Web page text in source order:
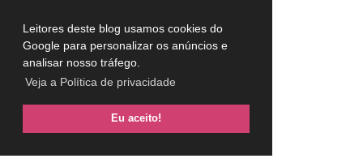
Leitores deste blog usamos cookies do
Google para personalizar os anúncios e
analisar nosso tráfego.
Veja a Política de privacidade
Eu aceito!